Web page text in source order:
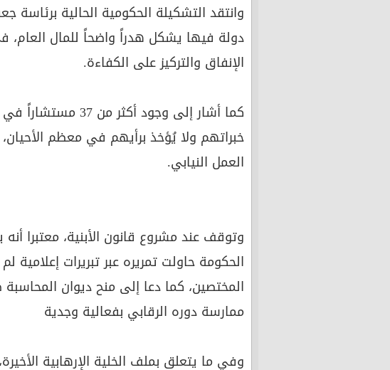
وانتقد التشكيلة الحكومية الحالية
دولة فيها يشكل هدراً واضحاً للمال
الإنفاق والتركيز على الكفاءة.
كما أشار إلى وجود
خبراتهم ولا يُؤخذ برأيهم في معظم
العمل النيابي.
وتوقف عند مشروع قانون الأبنية، معتبرا
الحكومة حاولت تمريره عبر تبريرات إعلامية
المختصين، كما دعا إلى منح ديوان
ممارسة دوره الرقابي بفعالية وجدية
وفي ما يتعلق بملف الخلية الإرهابية